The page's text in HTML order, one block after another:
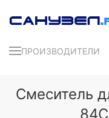
ПРОИЗВОДИТЕЛИ
Смеситель